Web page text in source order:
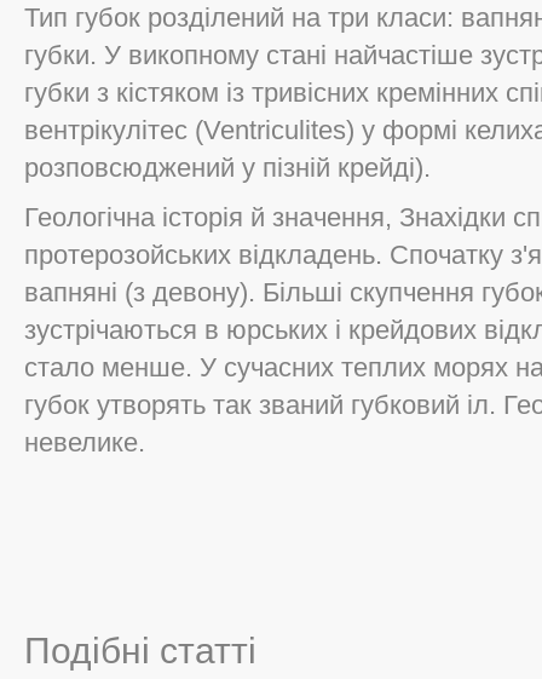
Тип губок розділений на три класи:
губки. У викопному стані найчастіше
губки з кістяком із тривісних кремінних
вентрікулітес (Ventriculites) у формі
розповсюджений у пізній крейді).
Геологічна історія й значення, Знахідки
протерозойських відкладень. Спочатку
вапняні (з девону). Більші скупчення
зустрічаються в юрських і крейдових
стало менше. У сучасних теплих морях на
губок утворять так званий губковий іл.
невелике.
Подібні статті